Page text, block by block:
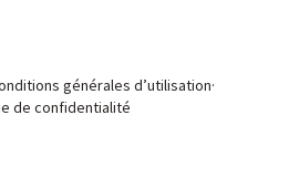
générales d’utilisation·
de confidentialité